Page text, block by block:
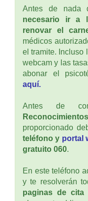
Antes de nada
necesario ir a
renovar el
médicos
el tramite. Incluso
webcam y las
abonar el
aquí.
Antes de
proporcionado
teléfono y portal
gratuito 060.
En este teléfono
y te resolverán
paginas de